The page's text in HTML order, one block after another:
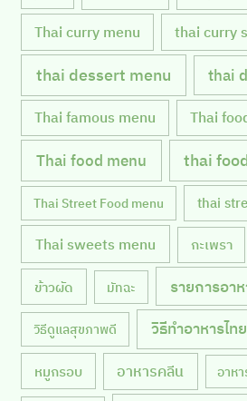
Thai curry menu thai curry
thai dessert menu thai
Thai famous menu Thai
Thai food menu thai
Thai Street Food menu thai
Thai sweets menu กะเพรา
ข้าวผัด มัทฉะ รายการอาห
วิธีดูแลสุขภาพดี วิธีทำอาหารไทย
หมูกรอบ อาหารคลีน อาห